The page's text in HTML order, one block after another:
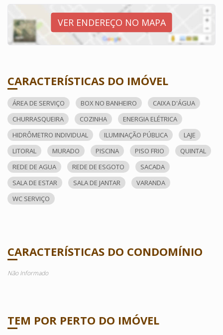
VER ENDEREÇO NO MAPA
CARACTERÍSTICAS DO IMÓVEL
ÁREA DE SERVIÇO BOX NO BANHEIRO
CAIXA D'ÁGUA
CHURRASQUEIRA
COZINHA
ENERGIA ELÉTRICA
HIDRÔMETRO INDIVIDUAL
ILUMINAÇÃO PÚBLICA
LAJE
LITORAL
MURADO PISCINA PISO FRIO
QUINTAL
REDE DE AGUA
REDE DE ESGOTO
SACADA
SALA DE ESTAR
SALA DE JANTAR
VARANDA
WC SERVIÇO
CARACTERÍSTICAS DO CONDOMÍNIO
Não Informado
TEM POR PERTO DO IMÓVEL